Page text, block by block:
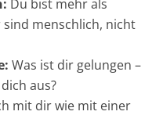
Du bist mehr als
sind menschlich, nicht
Was ist dir gelungen –
aus?
mit dir wie mit einer